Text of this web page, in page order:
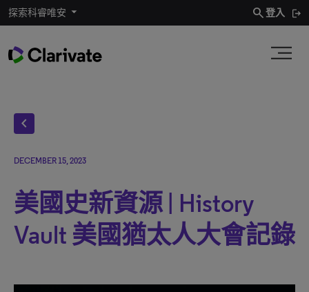
探索科睿唯安 search登入
chevron_left
DECEMBER 15, 2023
美國史新資源 | History
Vault 美國猶太人大會記錄